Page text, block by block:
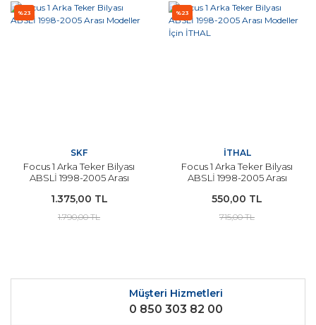
%23
SKF
Focus 1 Arka Teker Bilyası
ABSLİ 1998-2005 Arası
1.375,00 TL
1.790,00 TL
%23
İTHAL
Focus 1 Arka Teker Bilyası
ABSLİ 1998-2005 Arası
550,00 TL
715,00 TL
Müşteri Hizmetleri
0 850 303 82 00